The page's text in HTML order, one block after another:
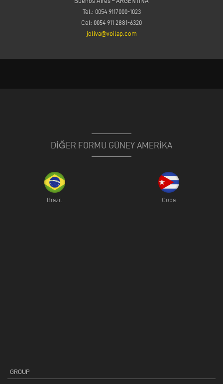
Tel.: 0054 9117000-1023
Cel: 0054 911 2881-6320
joliva@voilap.com
DİĞER FORMU GÜNEY AMERIKA
Brazil Cuba
GROUP